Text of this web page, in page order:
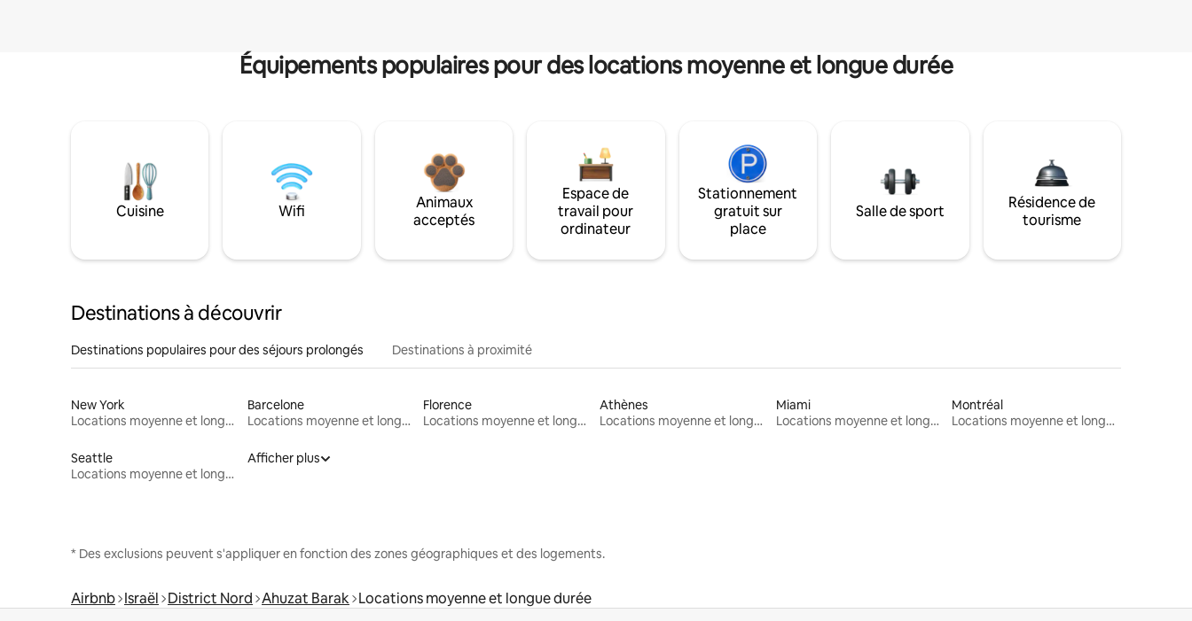
Équipements populaires pour des locations moyenne et longue durée
Cuisine Wifi
Animaux
acceptés
Espace de
travail pour
ordinateur
Stationnement
gratuit sur
place
Salle de sport
Résidence de
tourisme
Destinations à découvrir
Destinations populaires pour des séjours prolongés Destinations à proximité
New York
Locations moyenne et longue durée
Barcelone
Locations moyenne et longue durée
Florence
Locations moyenne et longue durée
Athènes
Locations moyenne et longue durée
Miami
Locations moyenne et longue durée
Montréal
Locations moyenne et longue durée
Seattle
Locations moyenne et longue durée
Afficher plus
* Des exclusions peuvent s'appliquer en fonction des zones géographiques et des logements.
Airbnb Israël District Nord Ahuzat Barak Locations moyenne et longue durée